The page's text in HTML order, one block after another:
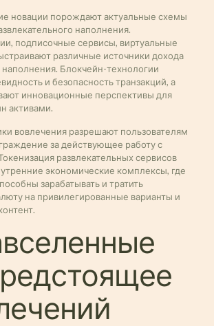
новации порождают актуальные схемы
наполнения.
подписочные сервисы, виртуальные
различные источники дохода
наполнения. Блокчейн-технологии
и безопасность транзакций, а
инновационные перспективы для
активами.
вовлечения разрешают пользователям
за действующее работу с
развлекательных сервисов
экономические комплексы, где
зарабатывать и тратить
на привилегированные варианты и